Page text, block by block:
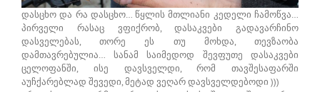
დასცხო და რა დასცხო… წყლის მთლიანი კედელი ჩამოწვა…
პირველი რასაც ვფიქრობ, დასაკვები გადავარჩინო
დასველებას, თორე ეს თუ მოხდა, თევზაობა
დამთავრებულია… სანამ საიმედოდ შევფუთე დასაკვები
ცელოფანში, ისე დავსველდი, რომ თავშესაფარში
აუჩქარებლად შევედი, მეტად ვეღარ დავსველდებოდი )))